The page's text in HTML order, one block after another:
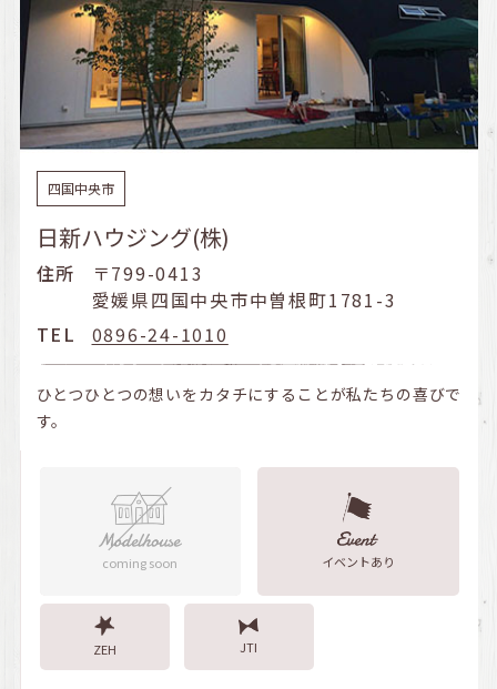
四国中央市
日新ハウジング(株)
住所
〒799-0413
愛媛県四国中央市中曽根町1781-3
TEL
0896-24-1010
ひとつひとつの想いをカタチにすることが私たちの喜びで
す。
coming soon イベントあり
ZEH JTI